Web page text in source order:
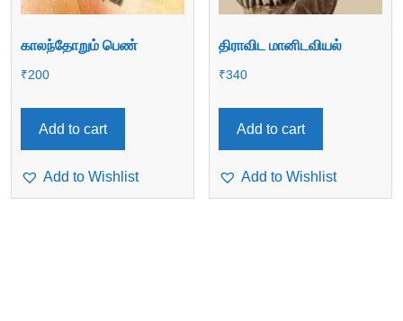
காலந்தோறும் பெண்
₹200
Add to cart
Add to Wishlist
திராவிட மானிடவியல்
₹340
Add to cart
Add to Wishlist